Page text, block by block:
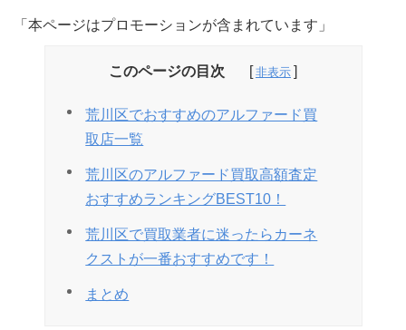
「本ページはプロモーションが含まれています」
このページの目次
荒川区でおすすめのアルファード買
取店一覧
荒川区のアルファード買取高額査定
おすすめランキングBEST10！
荒川区で買取業者に迷ったらカーネ
クストが一番おすすめです！
まとめ